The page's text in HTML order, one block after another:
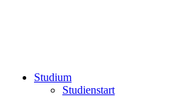
Studium
Studienstart